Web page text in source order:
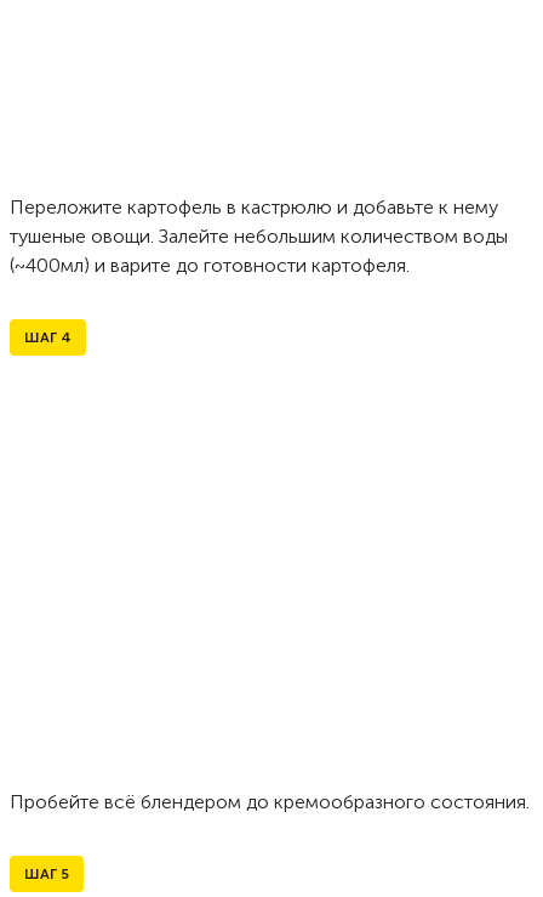
Переложите картофель в кастрюлю и добавьте к нему
тушеные овощи. Залейте небольшим количеством воды
(~400мл) и варите до готовности картофеля.
ШАГ 4
Пробейте всё блендером до кремообразного состояния.
ШАГ 5